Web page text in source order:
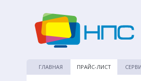
ГЛАВНАЯ ПРАЙС-ЛИСТ